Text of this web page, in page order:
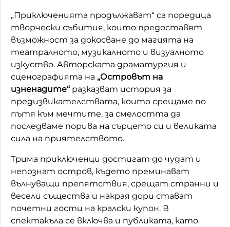
„Приключенията продължават“ са поредица
творчески събития, които предоставят
възможност за докосване до магията на
театралното, музикалното и визуалното
изкуство. Авторската драматургия и
сценографията на „Островът на
изненадите“ разказват история за
предизвикателствата, които срещаме по
пътя към мечтите, за смелостта да
последваме порива на сърцето си и великата
сила на приятелството.
Трима приключенци достигат до чудат и
непознат остров, където преминават
вълнуващи препятствия, срещат странни и
весели същества и накрая дори стават
почетни гости на кралски купон. В
спектакъла се включва и публиката, като